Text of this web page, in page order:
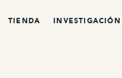
TIENDA INVESTIGACIÓN